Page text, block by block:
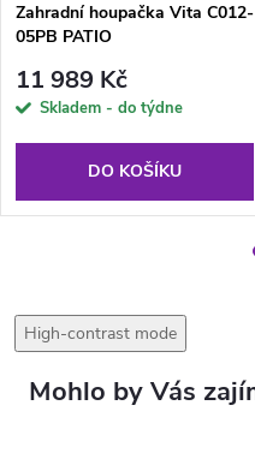
Zahradní houpačka Vita C012-
05PB PATIO
11 989 Kč
Skladem - do týdne
DO KOŠÍKU
High-contrast mode